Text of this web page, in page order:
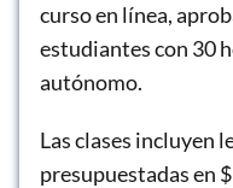
curso en línea,
estudiantes con 30
autónomo.
Las clases incluyen
presupuestadas en